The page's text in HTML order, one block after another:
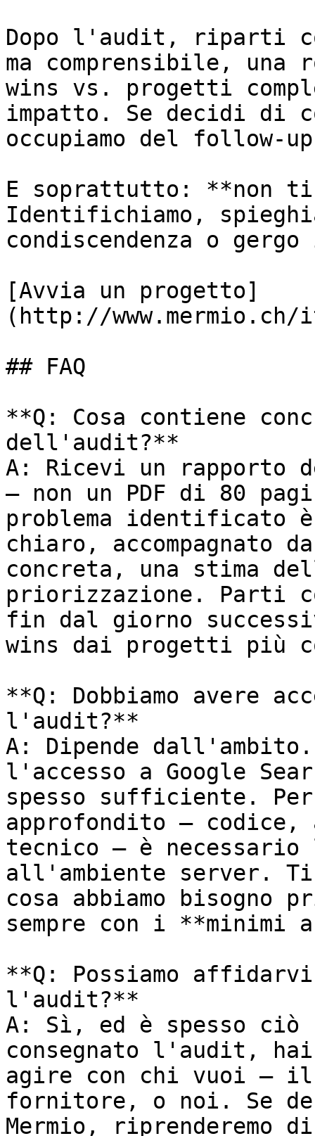
Dopo l'audit, riparti
ma comprensibile, una
wins vs. progetti
impatto. Se decidi di
occupiamo del follow-
E soprattutto: **non ti
Identifichiamo,
condiscendenza o
[Avvia un progetto]
(http://
## FAQ
**Q: Cosa contiene
dell'audit?**
A: Ricevi un rapporto
— non un PDF di 80
problema identificato
chiaro, accompagnato
concreta, una stima
priorizzazione. Parti
fin dal giorno
wins dai progetti più
**Q: Dobbiamo avere
l'audit?**
A: Dipende
l'accesso a Google
spesso sufficiente.
approfondito —
tecnico — è
all'ambiente server. Ti
cosa abbiamo bisogno
sempre con i **minimi
**Q: Possiamo
l'audit?**
A: Sì, ed è spesso ciò
consegnato l'audit,
agire con chi vuoi —
fornitore, o noi. Se
Mermio, riprenderemo